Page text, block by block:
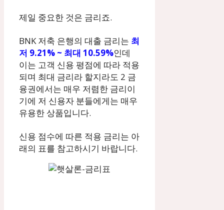
제일 중요한 것은 금리죠.
BNK 저축 은행의 대출 금리는 최
저 9.21% ~ 최대 10.59%인데
이는 고객 신용 평점에 따라 적용
되며 최대 금리라 할지라도 2 금
융권에서는 매우 저렴한 금리이
기에 저 신용자 분들에게는 매우
유용한 상품입니다.
신용 점수에 따른 적용 금리는 아
래의 표를 참고하시기 바랍니다.